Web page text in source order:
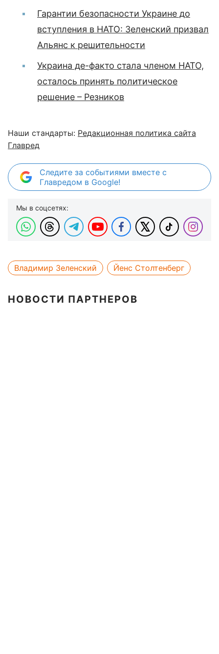
Гарантии безопасности Украине до
вступления в НАТО: Зеленский призвал
Альянс к решительности
Украина де-факто стала членом НАТО,
осталось принять политическое
решение – Резников
Наши стандарты: Редакционная политика сайта
Главред
Следите за событиями вместе с
Главредом в Google!
Мы в соцсетях:
Владимир Зеленский Йенс Столтенберг
НОВОСТИ ПАРТНЕРОВ